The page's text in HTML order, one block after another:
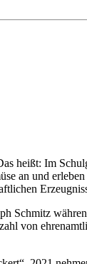
heißt: Im
an und
Schmitz
von